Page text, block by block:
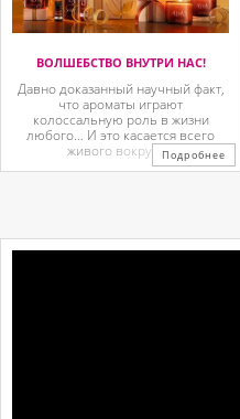
ВОЛШЕБСТВО ВНУТРИ НАС!
Давно доказанный научный факт,
что ароматы играют
колоссальную роль в жизни
любого… И это касается всего
живого вокруг. ...Подробнее